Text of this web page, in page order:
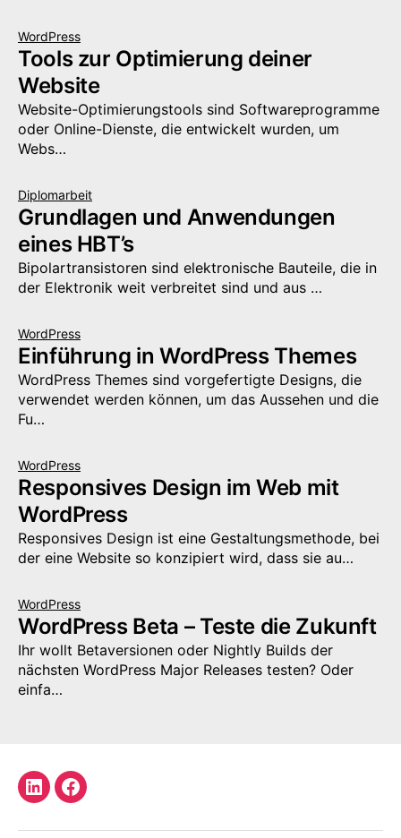
WordPress
Tools zur Optimierung deiner
Website
Website-Optimierungstools sind Softwareprogramme
oder Online-Dienste, die entwickelt wurden, um
Webs…
Diplomarbeit
Grundlagen und Anwendungen
eines HBT’s
Bipolartransistoren sind elektronische Bauteile, die in
der Elektronik weit verbreitet sind und aus …
WordPress
Einführung in WordPress Themes
WordPress Themes sind vorgefertigte Designs, die
verwendet werden können, um das Aussehen und die
Fu…
WordPress
Responsives Design im Web mit
WordPress
Responsives Design ist eine Gestaltungsmethode, bei
der eine Website so konzipiert wird, dass sie au…
WordPress
WordPress Beta – Teste die Zukunft
Ihr wollt Betaversionen oder Nightly Builds der
nächsten WordPress Major Releases testen? Oder
einfa…
LinkedInFacebook